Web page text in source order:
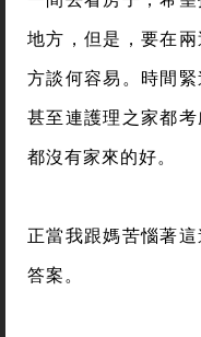
地方，但是，要在
方談何容易。時間
甚至連護理之家都
都沒有家來的好。
正當我跟媽苦惱著
答案。